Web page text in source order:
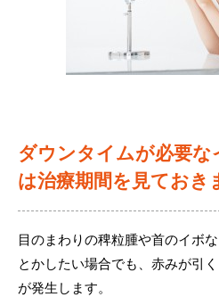
雀卵斑（そばか
肌質改善
治療機器
ニキビ痕治
院長日記
ダウンタイムが必要な
は治療期間を見ておき
目のまわりの稗粒腫や首のイボ
とかしたい場合でも、赤みが引
が発生します。